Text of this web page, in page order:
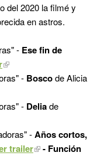
del 2020 la filmé y
en astros.
- Ese fin de
- Boscode Alicia
- Deliade
-Años cortos,
trailer
- Función